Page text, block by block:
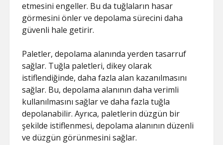
etmesini engeller. Bu da tuğlaların hasar
görmesini önler ve depolama sürecini daha
güvenli hale getirir.
Paletler, depolama alanında yerden tasarruf
sağlar. Tuğla paletleri, dikey olarak
istiflendiğinde, daha fazla alan kazanılmasını
sağlar. Bu, depolama alanının daha verimli
kullanılmasını sağlar ve daha fazla tuğla
depolanabilir. Ayrıca, paletlerin düzgün bir
şekilde istiflenmesi, depolama alanının düzenli
ve düzgün görünmesini sağlar.